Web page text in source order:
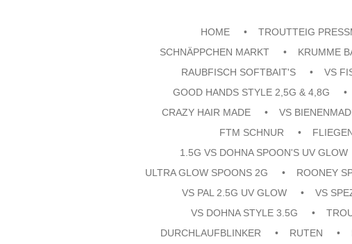
HOME TROUTTEIG
SCHNÄPPCHEN MARKT
KRUMME
RAUBFISCH SOFTBAIT'S
VS
GOOD HANDS STYLE 2,5G & 4,8G
CRAZY HAIR MADE
VS
FTM SCHNUR
1.5G VS DOHNA SPOON'S UV GLOW
ULTRA GLOW SPOONS 2G
ROONEY
VS PAL 2.5G UV GLOW
VS
VS DOHNA STYLE 3.5G
DURCHLAUFBLINKER
RUTEN